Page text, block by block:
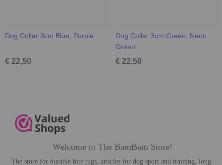
Dog Collar 3cm Blue, Purple
€ 22,50
Dog Collar 3cm Green, Neon
Green
€ 22,50
Welcome to The BamBam Store!
The store for durable bite tugs, articles for dog sport and training, long